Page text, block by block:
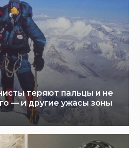
теряют пальцы и не
— и другие ужасы зоны